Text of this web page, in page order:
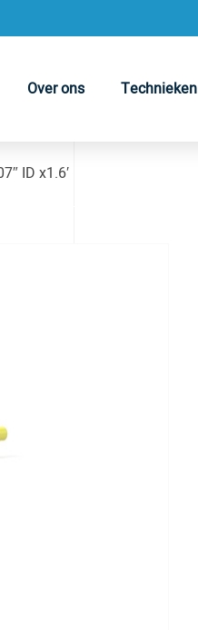
Over ons Technieken
ID x1.6′